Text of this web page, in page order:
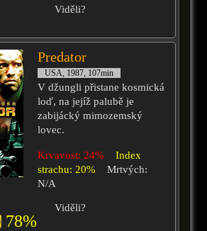
Viděli?
Predator
USA, 1987, 107min
V džungli přistane kosmická
loď, na jejíž palubě je
zabijácký mimozemský
lovec.
Krvavost: 24%
Index
strachu: 20%
Mrtvých:
N/A
78%
Viděli?